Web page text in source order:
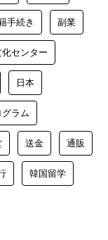
手続き 副業
化センター
日本
ラム
送金 通販
韓国留学